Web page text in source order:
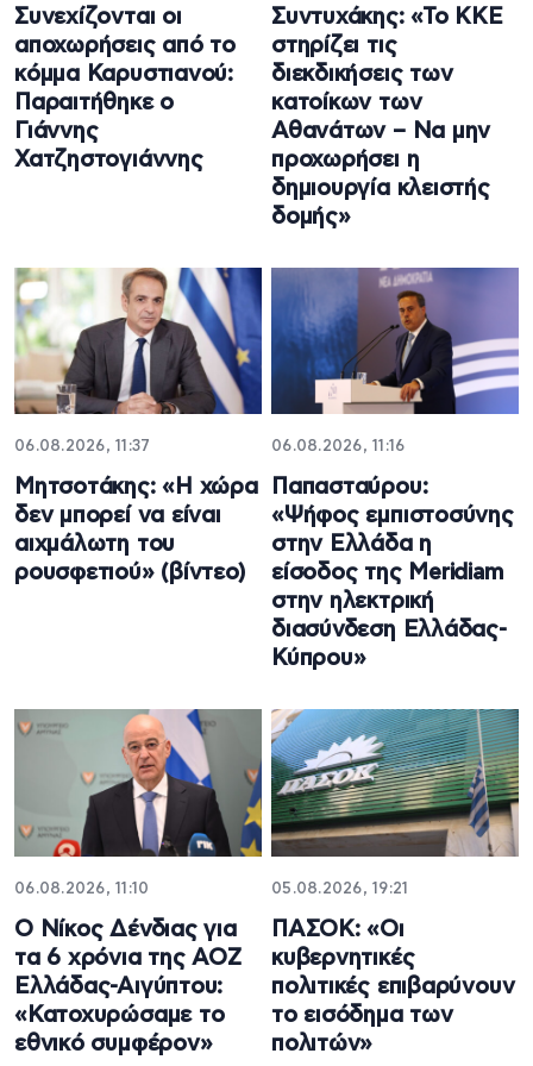
Συνεχίζονται οι
αποχωρήσεις από το
κόμμα Καρυστιανού:
Παραιτήθηκε ο
Γιάννης
Χατζηστογιάννης
Συντυχάκης: «Το ΚΚΕ
στηρίζει τις
διεκδικήσεις των
κατοίκων των
Αθανάτων – Να μην
προχωρήσει η
δημιουργία κλειστής
δομής»
06.08.2026, 11:37
Μητσοτάκης: «Η χώρα
δεν μπορεί να είναι
αιχμάλωτη του
ρουσφετιού» (βίντεο)
06.08.2026, 11:16
Παπασταύρου:
«Ψήφος εμπιστοσύνης
στην Ελλάδα η
είσοδος της Meridiam
στην ηλεκτρική
διασύνδεση Ελλάδας-
Κύπρου»
06.08.2026, 11:10
Ο Νίκος Δένδιας για
τα 6 χρόνια της ΑΟΖ
Ελλάδας-Αιγύπτου:
«Κατοχυρώσαμε το
εθνικό συμφέρον»
05.08.2026, 19:21
ΠΑΣΟΚ: «Οι
κυβερνητικές
πολιτικές επιβαρύνουν
το εισόδημα των
πολιτών»